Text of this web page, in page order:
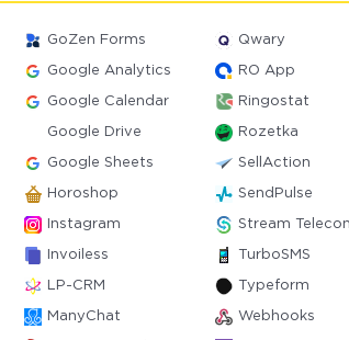
GoZen Forms Qwary
Google Analytics RO App
Google Calendar Ringostat
Google Drive Rozetka
Google Sheets SellAction
Horoshop SendPulse
Instagram Stream
Invoiless TurboSMS
LP-CRM Typeform
ManyChat Webhooks